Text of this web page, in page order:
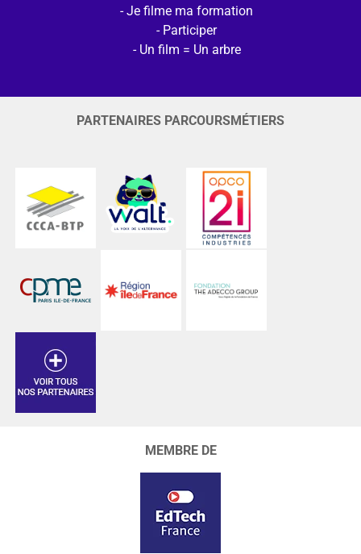
Je filme ma formation
Participer
Un film = Un arbre
PARTENAIRES PARCOURSMÉTIERS
MEMBRE DE